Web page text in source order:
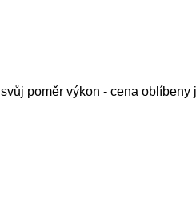
poměr výkon - cena